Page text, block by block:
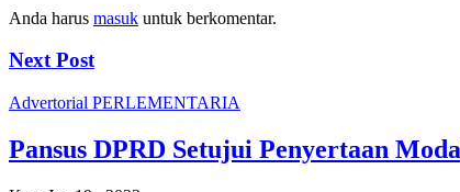
Anda harus masuk untuk berkomentar.
Next Post
Advertorial PERLEMENTARIA
Pansus DPRD Setujui Penyertaan